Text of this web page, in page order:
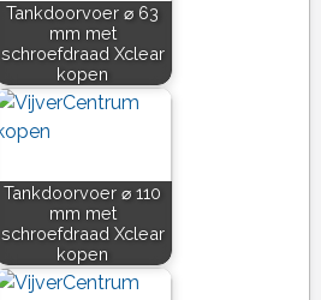
Tankdoorvoer ⌀ 63
mm met
schroefdraad Xclear
kopen
Tankdoorvoer ⌀ 110
mm met
schroefdraad Xclear
kopen